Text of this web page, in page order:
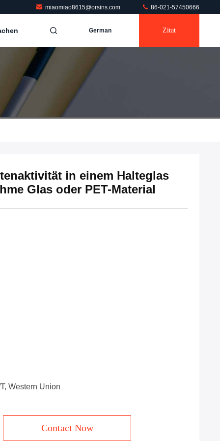
miaomiao8615@orsins.com 86-021-57450666
German Zitat
in einem Halteglas
Glas oder PET-Material
Western Union
Contact Now